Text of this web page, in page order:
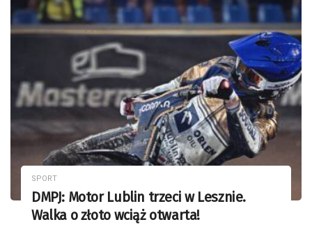
SPORT
DMPJ: Motor Lublin trzeci w Lesznie.
Walka o złoto wciąż otwarta!